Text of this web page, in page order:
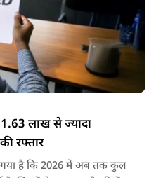
लाख से ज्यादा
रफ्तार
गया है कि 2026 में अब तक कुल